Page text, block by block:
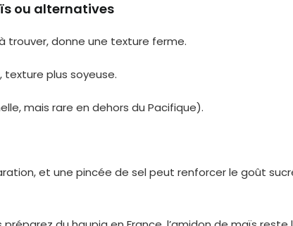
ou alternatives
trouver, donne une texture ferme.
texture plus soyeuse.
mais rare en dehors du Pacifique).
et une pincée de sel peut renforcer le goût